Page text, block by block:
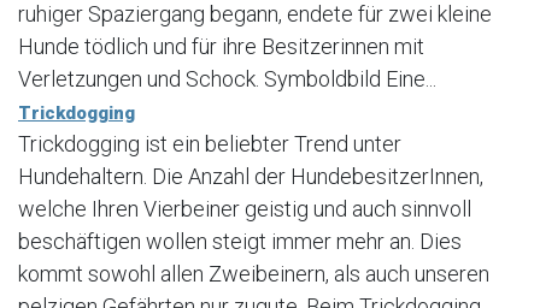
ruhiger Spaziergang begann, endete für zwei kleine
Hunde tödlich und für ihre Besitzerinnen mit
Verletzungen und Schock. Symboldbild Eine...
Trickdogging
Trickdogging ist ein beliebter Trend unter
Hundehaltern. Die Anzahl der HundebesitzerInnen,
welche Ihren Vierbeiner geistig und auch sinnvoll
beschäftigen wollen steigt immer mehr an. Dies
kommt sowohl allen Zweibeinern, als auch unseren